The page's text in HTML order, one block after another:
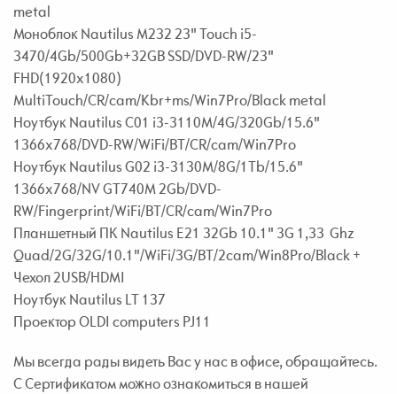
metal
Моноблок Nautilus M232 23" Touch i5-
3470/4Gb/500Gb+32GB SSD/DVD-RW/23"
FHD(1920x1080)
MultiTouch/CR/cam/Kbr+ms/Win7Pro/Black metal
Ноутбук Nautilus C01 i3-3110M/4G/320Gb/15.6"
1366x768/DVD-RW/WiFi/BT/CR/cam/Win7Pro
Ноутбук Nautilus G02 i3-3130M/8G/1Tb/15.6"
1366x768/NV GT740M 2Gb/DVD-
RW/Fingerprint/WiFi/BT/CR/cam/Win7Pro
Планшетный ПК Nautilus Е21 32Gb 10.1" 3G 1,33 Ghz
Quad/2G/32G/10.1"/WiFi/3G/BT/2cam/Win8Pro/Black +
Чехол 2USB/HDMI
Ноутбук Nautilus LT 137
Проектор OLDI computers PJ11
Мы всегда рады видеть Вас у нас в офисе, обращайтесь.
C Сертификатом можно ознакомиться в нашей